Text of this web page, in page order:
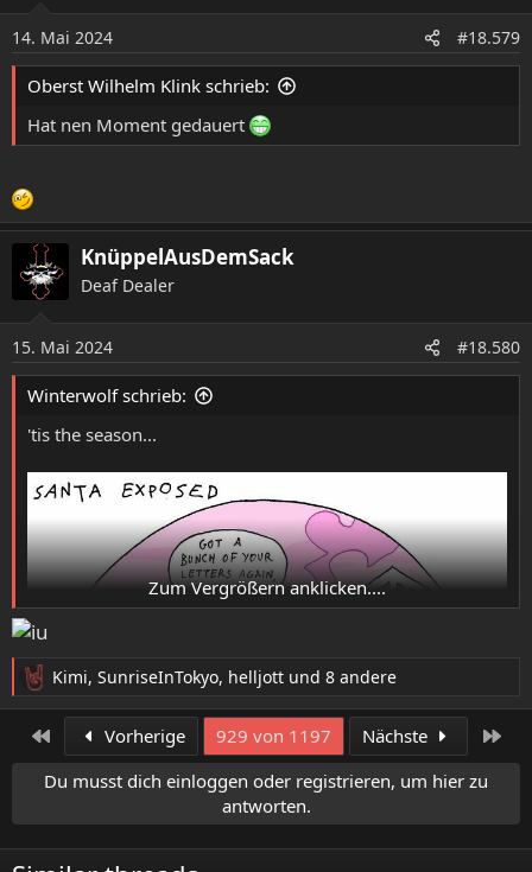
n
e
n
14. Mai 2024 #18.579
Oberst Wilhelm Klink schrieb:
Hat nen Moment gedauert
KnüppelAusDemSack
Deaf Dealer
15. Mai 2024 #18.580
Winterwolf schrieb:
'tis the season...
Zum Vergrößern anklicken....
R
e
o
n
e
Kimi, SunriseInTokyo, helljott und 8 andere
Erste Vorherige 929 von 1197 Nächste
Du musst dich einloggen oder registrieren, um hier zu
antworten.